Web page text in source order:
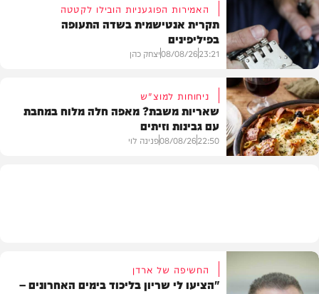
המשב"ק
חדשות
האמירות הפוגעניות הובילו לקטטה
תקרית אנטישמית בשדה התעופה
בפיליפינים
23:21
08/08/26יצחק כהן
ניחוחות למוצ"ש
שאריות משבת? מאפה חלה מלוח במחבת
עם גבינות וזיתים
22:50
08/08/26פנינה לוי
החשיפה של ארדן
"הציעו לי שריון בליכוד בימים האחרונים –